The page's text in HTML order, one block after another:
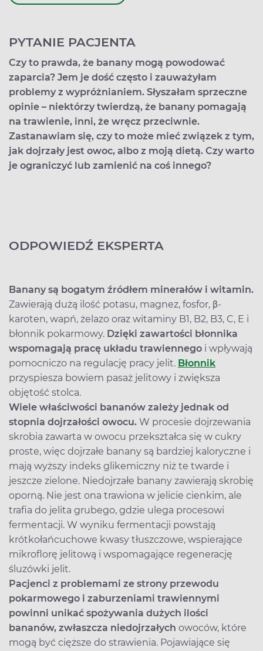
PYTANIE PACJENTA
Czy to prawda, że banany mogą powodować
zaparcia? Jem je dość często i zauważyłam
problemy z wypróżnianiem. Słyszałam sprzeczne
opinie – niektórzy twierdzą, że banany pomagają
na trawienie, inni, że wręcz przeciwnie.
Zastanawiam się, czy to może mieć związek z tym,
jak dojrzały jest owoc, albo z moją dietą. Czy warto
je ograniczyć lub zamienić na coś innego?
ODPOWIEDŹ EKSPERTA
Banany są bogatym źródłem minerałów i witamin.
Zawierają dużą ilość potasu, magnez, fosfor, β-
karoten, wapń, żelazo oraz witaminy B1, B2, B3, C, E i
błonnik pokarmowy. Dzięki zawartości błonnika
wspomagają pracę układu trawiennego i wpływają
pomocniczo na regulację pracy jelit. Błonnik
przyspiesza bowiem pasaż jelitowy i zwiększa
objętość stolca.
Wiele właściwości bananów zależy jednak od
stopnia dojrzałości owocu. W procesie dojrzewania
skrobia zawarta w owocu przekształca się w cukry
proste, więc dojrzałe banany są bardziej kaloryczne i
mają wyższy indeks glikemiczny niż te twarde i
jeszcze zielone. Niedojrzałe banany zawierają skrobię
oporną. Nie jest ona trawiona w jelicie cienkim, ale
trafia do jelita grubego, gdzie ulega procesowi
fermentacji. W wyniku fermentacji powstają
krótkołańcuchowe kwasy tłuszczowe, wspierające
mikroflorę jelitową i wspomagające regenerację
śluzówki jelit.
Pacjenci z problemami ze strony przewodu
pokarmowego i zaburzeniami trawiennymi
powinni unikać spożywania dużych ilości
bananów, zwłaszcza niedojrzałych owoców, które
mogą być cięższe do strawienia. Pojawiające się